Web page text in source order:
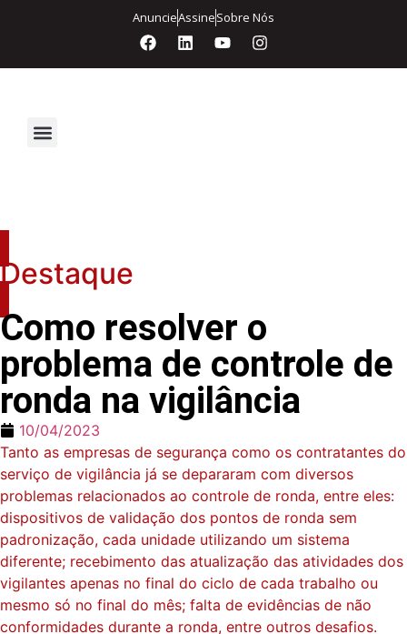
AnuncieAssineSobre Nós
Destaque
Como resolver o
problema de controle de
ronda na vigilância
10/04/2023
Tanto as empresas de segurança como os contratantes do
serviço de vigilância já se depararam com diversos
problemas relacionados ao controle de ronda, entre eles:
dispositivos de validação dos pontos de ronda sem
padronização, cada unidade utilizando um sistema
diferente; recebimento das atualização das atividades dos
vigilantes apenas no final do ciclo de cada trabalho ou
mesmo só no final do mês; falta de evidências de não
conformidades durante a ronda, entre outros desafios.